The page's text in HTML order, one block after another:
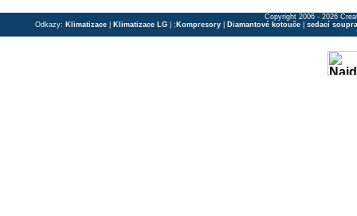
Copyright 2006 - 2026
Odkazy: Klimatizace Klimatizace LG | ; Kompresory Diamantové kotouče sedací